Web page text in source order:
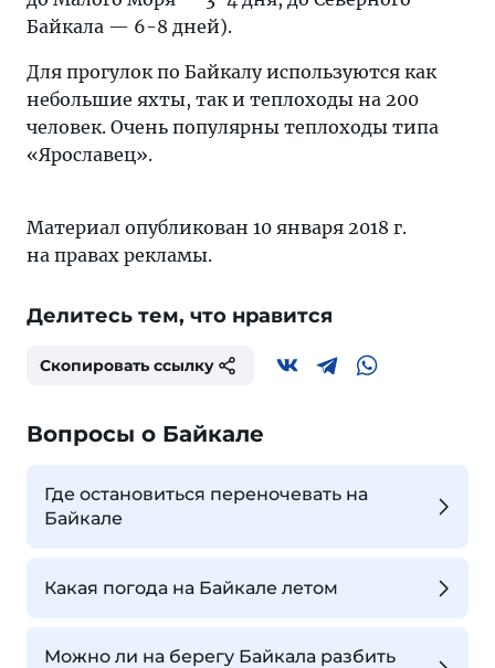
Байкала — 6-8 дней).
Для прогулок по Байкалу используются как
небольшие яхты, так и теплоходы на 200
человек. Очень популярны теплоходы типа
«Ярославец».
Материал опубликован 10 января 2018 г.
на правах рекламы.
Делитесь тем, что нравится
Скопировать ссылку
Вопросы о Байкале
Где остановиться переночевать на
Байкале
Какая погода на Байкале летом
Можно ли на берегу Байкала разбить